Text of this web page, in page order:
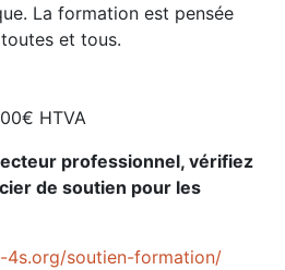
La formation est pensée
et tous.
HTVA
professionnel, vérifiez
de soutien pour les
4s.org/soutien-formation/